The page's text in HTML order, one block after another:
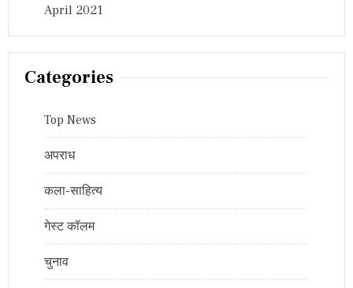
April 2021
Categories
Top News
अपराध
कला-साहित्य
गेस्ट कॉलम
चुनाव